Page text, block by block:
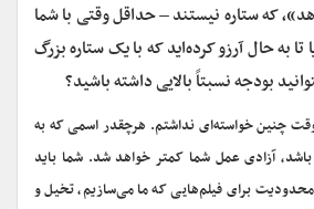
که ستاره نیستند–حداقل وقتی با شما
تا به حال آرزو کرده‌اید که با یک ستاره بزرگ
بودجه نسبتاً بالایی داشته باشید؟
چنین خواسته‌ای نداشتم. هرچقدر اسمی که به
باشد، آزادی عمل شما کمتر خواهد شد. شما باید
محدودیت برای فیلمهایی که ما می‌سازیم، تخیل و